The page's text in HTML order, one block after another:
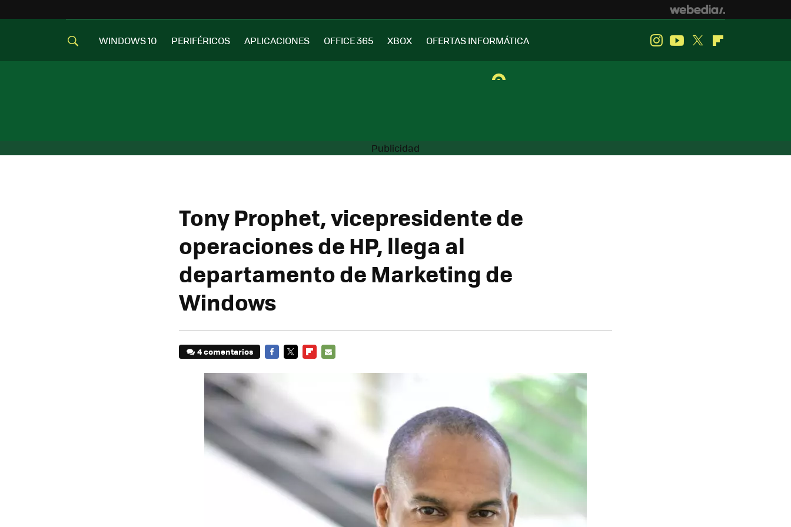
WINDOWS 10 PERIFÉRICOS APLICACIONES OFFICE 365 XBOX OFERTAS INFORMÁTICA InstagramYoutube
Twitter
Tony Prophet, vicepresidente de
operaciones de HP, llega al
departamento de Marketing de
Windows
4 comentarios